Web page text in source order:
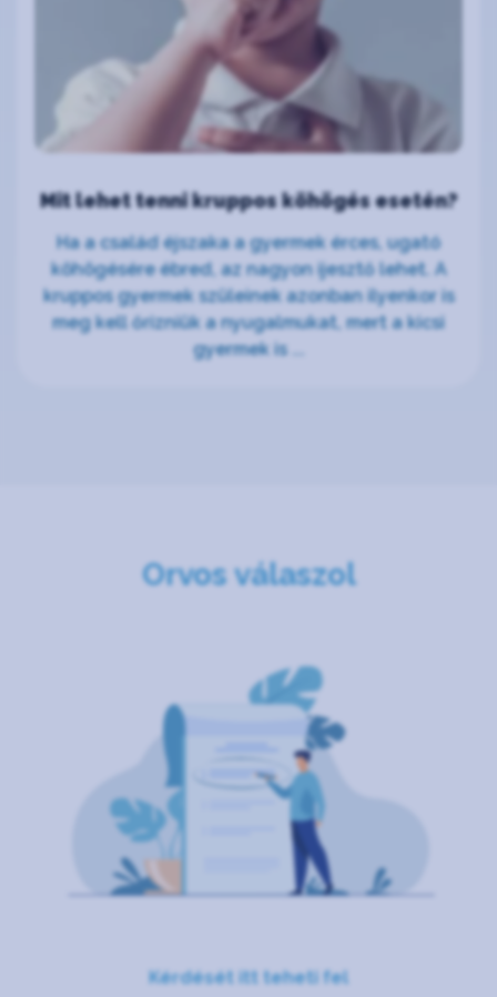
Mit lehet tenni kruppos köhögés esetén?
Ha a család éjszaka a gyermek érces, ugató
köhögésére ébred, az nagyon ijesztő lehet. A
kruppos gyermek szüleinek azonban ilyenkor is
meg kell őrizniük a nyugalmukat, mert a kicsi
gyermek is ...
Orvos válaszol
Kérdését itt teheti fel